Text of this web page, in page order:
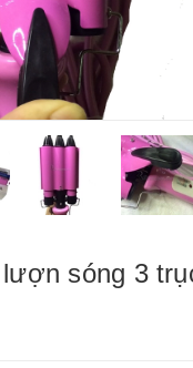
sóng 3